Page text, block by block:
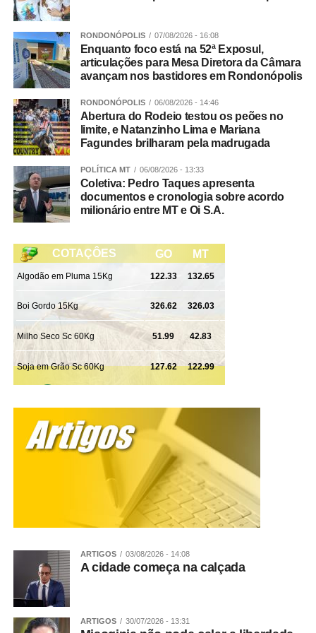
reconhecer e nomear aquilo que está sentindo”, sugere
Andreia.
Segundo ela, acolher emoções como tristeza, medo,
frustração e raiva, sem abrir mão de regras claras e
consistentes, ajuda a criança a desenvolver recursos
para lidar com esses sentimentos de maneira saudável.
E quando o adulto perde a paciência?
Andreia lembra que nenhum cuidador é perfeito e que
perder a paciência eventualmente faz parte da
experiência de educar. Nesses casos, reparar a relação é
“Quando o adulto reconhece o erro, explica o que
aconteceu e pede desculpas quando necessário, a
possível assumir isso e reconstruir a relação através do
diálogo”, aponta a supervisora pedagógica.
Para a especialista, reconhecer o erro fortalece a
mostrar que é possível lidar com sentimentos como raiva,
frustração e tristeza sem recorrer a gritos ou violência, os
adultos ensinam, na prática, uma das habilidades mais
importantes da infância: resolver conflitos com respeito,
empatia e inteligência emocional.
Câmara votará acordo entre Mercosul
diz Motta
Sobre o Fadelito:
Infantil, com atuação voltada à valorização da primeira
RONDONÓPOLIS 07/08/2026 - 16:08
Enquanto foco está na 52ª Exposul,
articulações para Mesa Diretora da Câmara
avançam nos bastidores em Rondonópolis
RONDONÓPOLIS 06/08/2026 - 14:46
Abertura do Rodeio testou os peões no
limite, e Natanzinho Lima e Mariana
Fagundes brilharam pela madrugada
POLÍTICA MT 06/08/2026 - 13:33
Coletiva: Pedro Taques apresenta
documentos e cronologia sobre acordo
milionário entre MT e Oi S.A.
ARTIGOS 03/08/2026 - 14:08
A cidade começa na calçada
ARTIGOS 30/07/2026 - 13:31